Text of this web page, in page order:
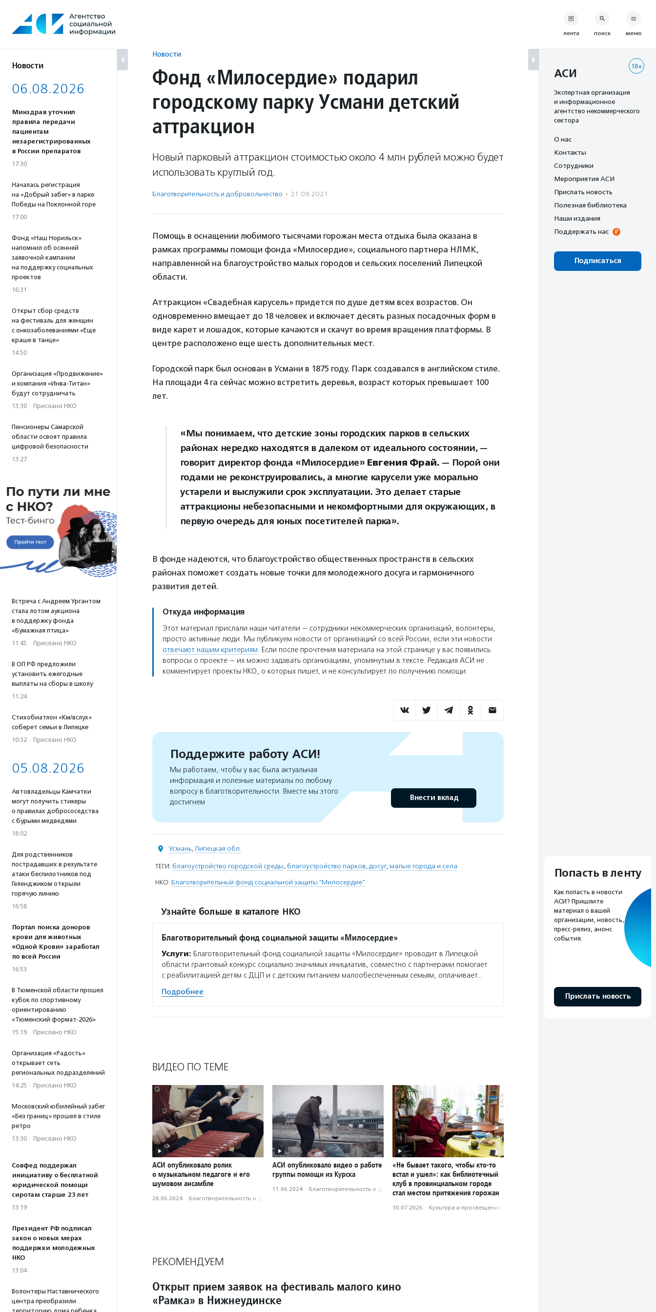
содержанию
Новости
06.08.2026
Минздрав уточнил
правила передачи
пациентам
незарегистрированных
в России препаратов
17:30
Началась регистрация
на «Добрый забег» в парке
Победы на Поклонной горе
17:00
Фонд «Наш Норильск»
напомнил об осенней
заявочной кампании
на поддержку социальных
проектов
16:31
Открыт сбор средств
на фестиваль для женщин
с онкозаболеваниями «Еще
краше в танце»
14:50
Организация «Продвижение»
и компания «Инва-Титан»
будут сотрудничать
13:30 · Прислано НКО
Пенсионеры Самарской
области освоят правила
цифровой безопасности
13:27
Встреча с Андреем Ургантом
стала лотом аукциона
в поддержку фонда
«Бумажная птица»
11:45 · Прислано НКО
В ОП РФ предложили
установить ежегодные
выплаты на сборы в школу
11:24
Стихобиатлон «Км/вслух»
соберет семьи в Липецке
10:32 · Прислано НКО
05.08.2026
Автовладельцы Камчатки
могут получить стикеры
о правилах добрососедства
с бурыми медведями
18:02
Для родственников
пострадавших в результате
атаки беспилотников под
Геленджиком открыли
горячую линию
16:58
Портал поиска доноров
крови для животных
«Одной Крови» заработал
по всей России
16:53
В Тюменской области прошел
кубок по спортивному
ориентированию
«Тюменский формат-2026»
15:19 · Прислано НКО
Организация «Радость»
открывает сеть
региональных подразделений
14:25 · Прислано НКО
Московский юбилейный забег
«Без границ» прошел в стиле
ретро
13:30 · Прислано НКО
Совфед поддержал
инициативу о бесплатной
юридической помощи
сиротам старше 23 лет
13:19
Президент РФ подписал
закон о новых мерах
поддержки молодежных
НКО
13:04
Волонтеры Наставнического
центра преобразили
Новости
Фонд «Милосердие» подарил
городскому парку Усмани детский
аттракцион
Новый парковый аттракцион стоимостью около 4 млн рублей можно будет
использовать круглый год.
Благотвори­тель­ность и доброволь­чест­во · 21.09.2021
Помощь в оснащении любимого тысячами горожан места отдыха была оказана в
рамках программы помощи фонда «Милосердие», социального партнера НЛМК,
направленной на благоустройство малых городов и сельских поселений Липецкой
области.
Аттракцион «Свадебная карусель» придется по душе детям всех возрастов. Он
одновременно вмещает до 18 человек и включает десять разных посадочных форм в
виде карет и лошадок, которые качаются и скачут во время вращения платформы. В
центре расположено еще шесть дополнительных мест.
Городской парк был основан в Усмани в 1875 году. Парк создавался в английском стиле.
На площади 4 га сейчас можно встретить деревья, возраст которых превышает 100
лет.
«Мы понимаем, что детские зоны городских парков в сельских
районах нередко находятся в далеком от идеального состоянии, —
говорит директор фонда «Милосердие» Евгения Фрай. — Порой они
годами не реконструировались, а многие карусели уже морально
устарели и выслужили срок эксплуатации. Это делает старые
аттракционы небезопасными и некомфортными для окружающих, в
первую очередь для юных посетителей парка».
В фонде надеются, что благоустройство общественных пространств в сельских
районах поможет создать новые точки для молодежного досуга и гармоничного
развития детей.
Откуда информация
Этот материал прислали наши читатели — сотрудники некоммерческих организаций, волонтеры,
просто активные люди. Мы публикуем новости от организаций со всей России, если эти новости
отвечают нашим критериям. Если после прочтения материала на этой странице у вас появились
вопросы о проекте — их можно задавать организациям, упомянутым в тексте. Редакция АСИ не
комментирует проекты НКО, о которых пишет, и не консультирует по получению помощи.
Поддержите работу АСИ!
Мы работаем, чтобы у вас была актуальная
информация и полезные материалы по любому
вопросу в благотворительности. Вместе мы этого
достигнем
Внести вклад
Усмань, Липецкая обл.
ТЕГИ: благоустройство городской среды, благоустройство парков, досуг, малые города и села
НКО: Благотворительный фонд социальной защиты "Милосердие"
Узнайте больше в каталоге НКО
Благотворительный фонд социальной защиты «Милосердие»
Услуги: Благотворительный фонд социальной защиты «Милосердие» проводит в Липецкой
области грантовый конкурс социально значимых инициатив, совместно с партнерами помогает
с реабилитацией детям с ДЦП и с детским питанием малообеспеченным семьям, оплачивает…
Подробнее
ВИДЕО ПО ТЕМЕ
АСИ опубликовало ролик
о музыкальном педагоге и его
шумовом ансамбле
26.06.2024 · Благотвори­тель­ность и доброволь­чест­во
АСИ опубликовало видео о работе
группы помощи из Курска
11.06.2024 · Благотвори­тель­ность и доброволь­чест­во
«Не бывает такого, чтобы кто-то
встал и ушел»: как библиотечный
клуб в провинциальном городе
стал местом притяжения горожан
30.07.2026 · Культура и просвещение
РЕКОМЕНДУЕМ
Открыт прием заявок на фестиваль малого кино
«Рамка» в Нижнеудинске
лента поиск меню
18+
АСИ
Экспертная организация
и информационное
агентство некоммерческого
сектора
О нас
Контакты
Сотрудники
Мероприятия АСИ
Прислать новость
Полезная библиотека
Наши издания
Поддержать нас
Подписаться
Попасть в ленту
Как попасть в новости
АСИ? Пришлите
материал о вашей
организации, новость,
пресс-релиз, анонс
события.
Прислать новость